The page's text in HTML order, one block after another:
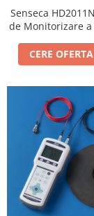
Senseca
de Monitorizare
CERE OFERTA